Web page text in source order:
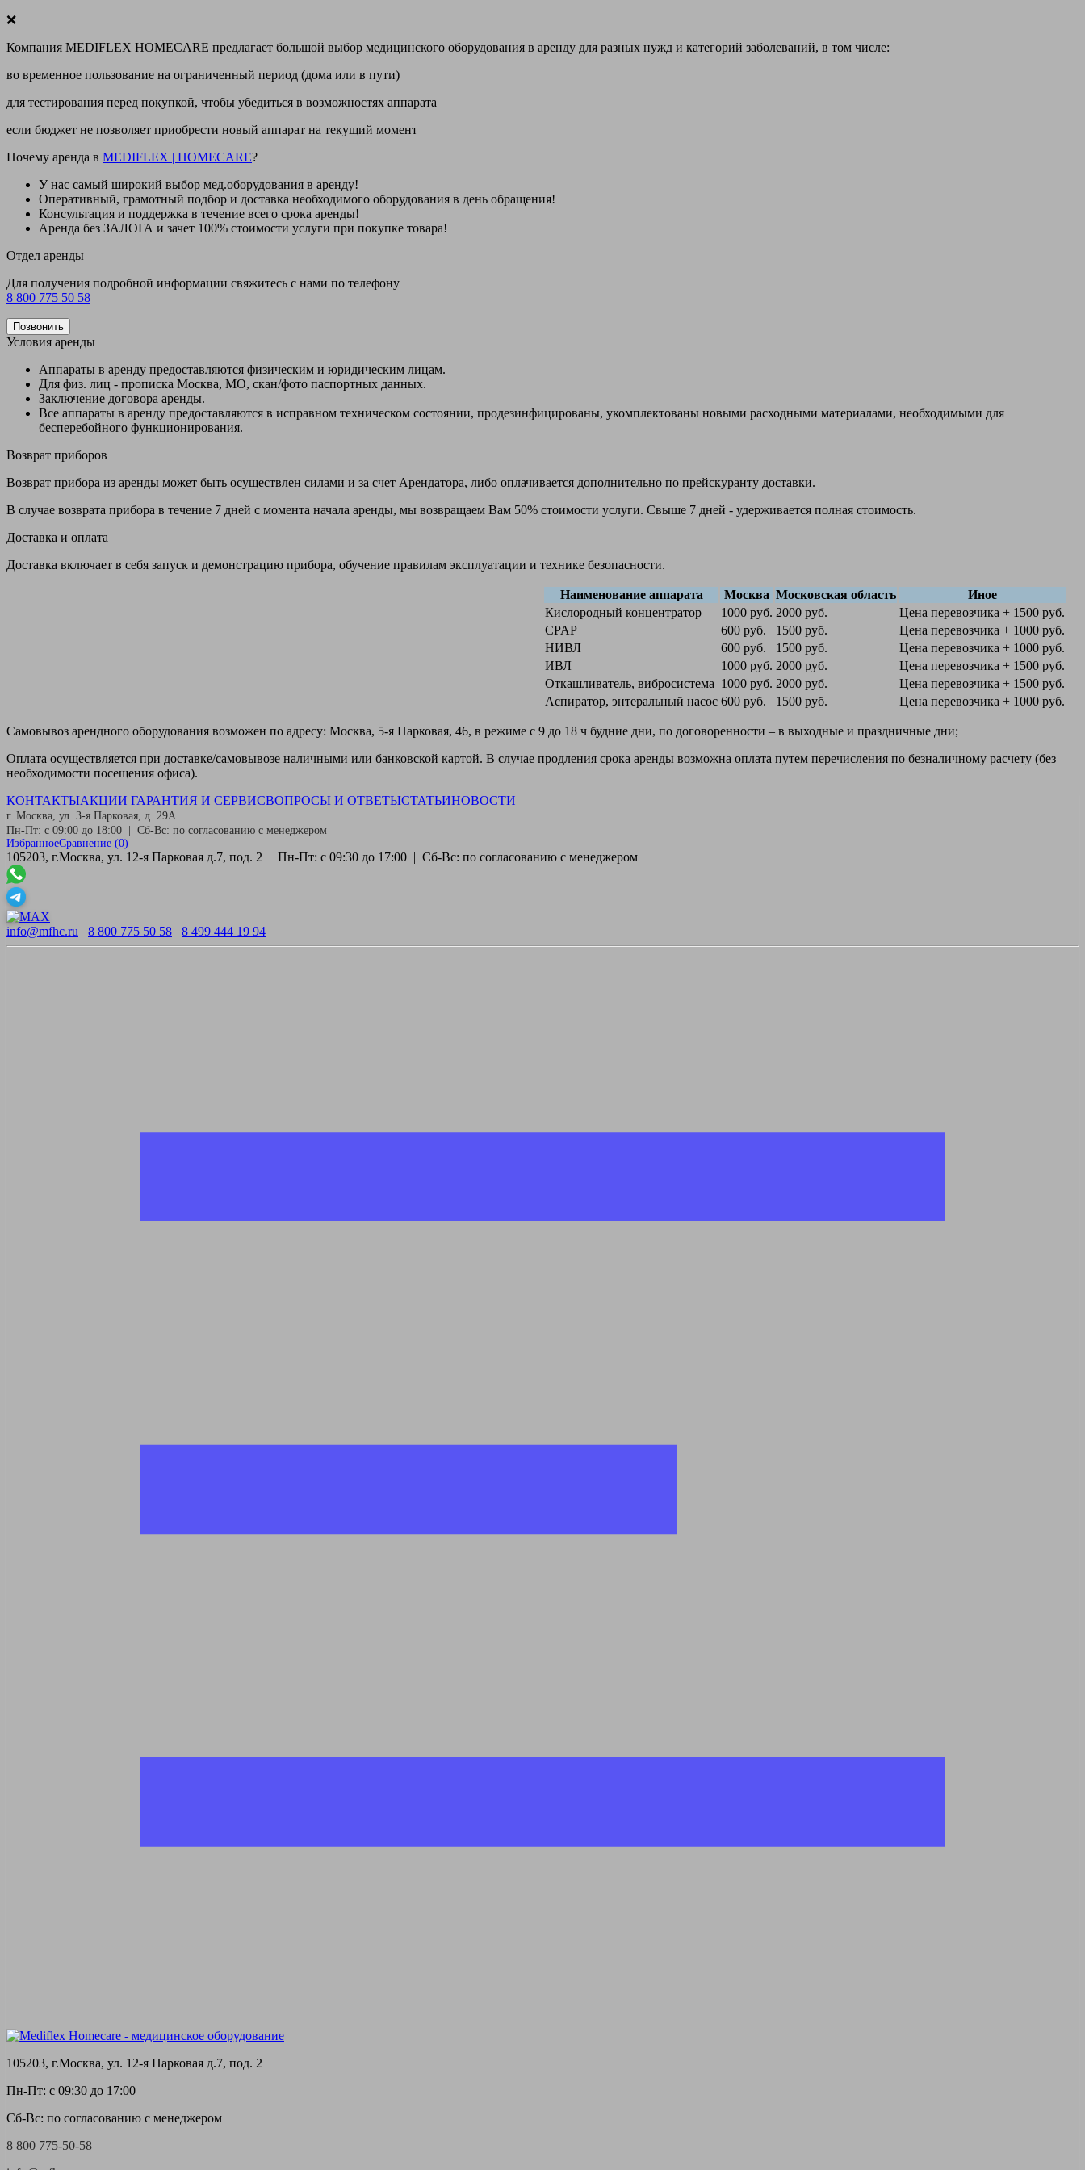
❌
Компания MEDIFLEX HOMECARE предлагает большой выбор медицинского оборудования в аренду для разных нужд и категорий заболеваний, в том числе:
во временное пользование на ограниченный период (дома или в пути)
для тестирования перед покупкой, чтобы убедиться в возможностях аппарата
если бюджет не позволяет приобрести новый аппарат на текущий момент
Почему аренда в MEDIFLEX | HOMECARE?
У нас самый широкий выбор мед.оборудования в аренду!
Оперативный, грамотный подбор и доставка необходимого оборудования в день обращения!
Консультация и поддержка в течение всего срока аренды!
Аренда без ЗАЛОГА и зачет 100% стоимости услуги при покупке товара!
Отдел аренды
Для получения подробной информации свяжитесь с нами по телефону
8 800 775 50 58
Позвонить
Условия аренды
Аппараты в аренду предоставляются физическим и юридическим лицам.
Для физ. лиц - прописка Москва, МО, скан/фото паспортных данных.
Заключение договора аренды.
Все аппараты в аренду предоставляются в исправном техническом состоянии, продезинфицированы, укомплектованы новыми расходными материалами, необходимыми для
бесперебойного функционирования.
Возврат приборов
Возврат прибора из аренды может быть осуществлен силами и за счет Арендатора, либо оплачивается дополнительно по прейскуранту доставки.
В случае возврата прибора в течение 7 дней с момента начала аренды, мы возвращаем Вам 50% стоимости услуги. Свыше 7 дней - удерживается полная стоимость.
Доставка и оплата
Доставка включает в себя запуск и демонстрацию прибора, обучение правилам эксплуатации и технике безопасности.
Наименование аппарата Москва Московская область
Иное
Кислородный концентратор
1000 руб. 2000 руб.
Цена перевозчика + 1500 руб.
CPAP
600 руб. 1500 руб.
Цена перевозчика + 1000 руб.
НИВЛ
600 руб. 1500 руб.
Цена перевозчика + 1000 руб.
ИВЛ
1000 руб. 2000 руб.
Цена перевозчика + 1500 руб.
Откашливатель, вибросистема 1000 руб. 2000 руб.
Цена перевозчика + 1500 руб.
Аспиратор, энтеральный насос 600 руб. 1500 руб. Цена перевозчика + 1000 руб.
Самовывоз арендного оборудования возможен по адресу: Москва, 5-я Парковая, 46, в режиме с 9 до 18 ч будние дни, по договоренности – в выходные и праздничные дни;
Оплата осуществляется при доставке/самовывозе наличными или банковской картой. В случае продления срока аренды возможна оплата путем перечисления по безналичному расчету (без
необходимости посещения офиса).
КОНТАКТЫАКЦИИ ГАРАНТИЯ И СЕРВИСВОПРОСЫ И ОТВЕТЫСТАТЬИНОВОСТИ
г. Москва, ул. 3-я Парковая, д. 29А
Пн-Пт: с 09:00 до 18:00 | Сб-Вс: по согласованию с менеджером
ИзбранноеСравнение (0)
105203, г.Москва, ул. 12-я Парковая д.7, под. 2 | Пн-Пт: с 09:30 до 17:00 | Сб-Вс: по согласованию с менеджером
info@mfhc.ru 8 800 775 50 58 8 499 444 19 94
105203, г.Москва, ул. 12-я Парковая д.7, под. 2
Пн-Пт: с 09:30 до 17:00
Сб-Вс: по согласованию с менеджером
8 800 775-50-58